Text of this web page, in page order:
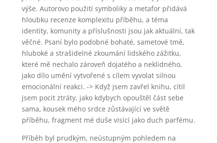
výše. Autorovo použití symboliky a metafor přidává
hloubku recenze komplexitu příběhu, a téma
identity, komunity a příslušnosti jsou jak aktuální, tak
věčné. Psaní bylo podobné bohaté, sametové tmě,
hluboké a strašidelné zkoumání lidského zážitku,
které mě nechalo zároveň dojatého a neklidného,
jako dílo umění vytvořené s cílem vyvolat silnou
emocionální reakci. -> Když jsem zavřel knihu, cítil
jsem pocit ztráty, jako kdybych opouštěl část sebe
sama, kousek mého srdce zůstávající ve světě
příběhu, fragment mé duše visící jako duch parfému.
Příběh byl prudkým, neústupným pohledem na